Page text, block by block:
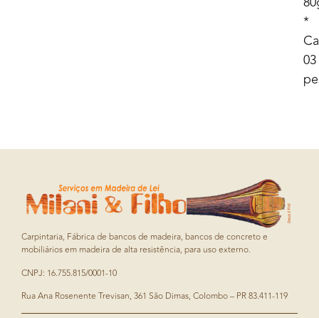
*
03
Carpintaria, Fábrica de bancos de madeira, bancos de concreto e
mobiliários em madeira de alta resistência, para uso externo.
CNPJ: 16.755.815/0001-10
Rua Ana Rosenente Trevisan, 361 São Dimas, Colombo – PR 83.411-119